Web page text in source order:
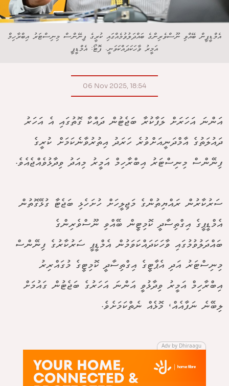
އެމްޑީޕީން ބޭއްވި ނޫސްވެރިންގެ ބައްދަލުވުމެއްގައި ކުރީގެ ފިނޭންސް މިނިސްޓަރު އިބްރާހިމް
އަމީރު ވާހަކަދައްކަވަނީ. ފޮޓޯ: އެމްޑީޕީ
06 Nov 2025, 18:54
އަންނަ އަހަރަށް ލަފާކުރާ ބަޖެޓުން ދައްކާ ގޮތުގައި އެ އަހަރު
ދައުލަތުގެ އާމްދަނީއަށްވުރެ ހަރަދު އިތުރުވާނެކަމަށް ކުރީގެ
ފިނޭންސް މިނިސްޓަރު އިބްރާހިމް އަމީރު މިއަދު ވިދާޅުވެއްޖެއެވެ.
ސަރުކާރުން ރައްޔިތުންގެ މަޖިލީހަށް ހުށަހެޅި ބަޖެޓާ ގުޅޭގޮތުން
އެމްޑީޕީގެ އިގްތިސާދީ ކޮމިޓީން ބޭއްވި ނޫސްވެރިންގެ
ބައްދަލުވުމުގައި ވާހަކަދައްކަވަމުން އެމްޑީޕީ ސަރުކާރުގެ ފިނޭންސް
މިނިސްޓަރު އަދި އެޕާޓީގެ އިގްތިސާދީ ކޮމިޓީގެ މުގައްރިރު
އިބްރާހިމް އަމީރު ވިދާޅުވީ އަންނަ އަހަރުގެ ބަޖެޓުން ގައުމަށް
ލިބޭނެ ނަފާއެއް، މޮޅެއް ނެތްކަމަށެވެ.
Adv by Dhiraagu